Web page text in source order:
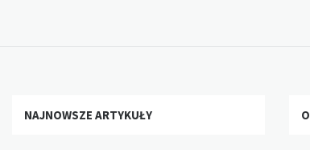
NAJNOWSZE ARTYKUŁY